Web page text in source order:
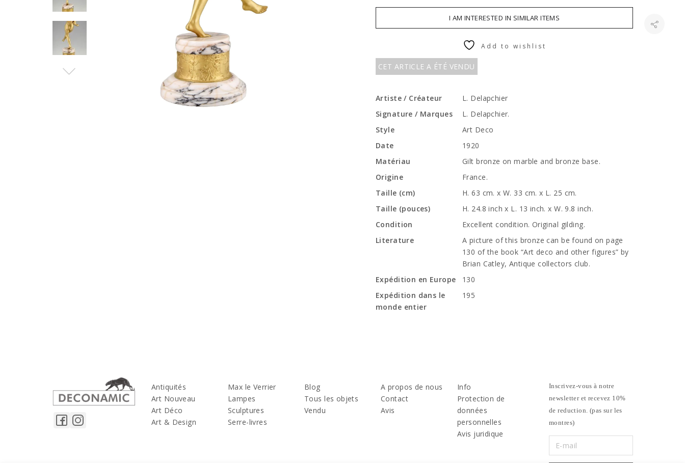
I AM INTERESTED IN SIMILAR ITEMS
CET ARTICLE A ÉTÉ VENDU
Add to wishlist
Artiste / Créateur
L. Delapchier
Signature / Marques
L. Delapchier.
Style
Art Deco
Date
1920
Matériau
Gilt bronze on marble and bronze base.
Origine
France.
Taille (cm)
H. 63 cm. x W. 33 cm. x L. 25 cm.
Taille (pouces)
H. 24.8 inch x L. 13 inch. x W. 9.8 inch.
Condition
Excellent condition. Original gilding.
Literature
A picture of this bronze can be found on page
130 of the book “Art deco and other figures” by
Brian Catley, Antique collectors club.
Expédition en Europe
130
Expédition dans le
monde entier
195
Antiquités
Art Nouveau
Art Déco
Art & Design
Max le Verrier
Lampes
Sculptures
Serre-livres
Blog
Tous les objets
Vendu
A propos de nous
Contact
Avis
Info
Protection de
données
personnelles
Avis juridique
Inscrivez-vous à notre
newsletter et recevez 10%
de reduction. (pas sur les
montres)